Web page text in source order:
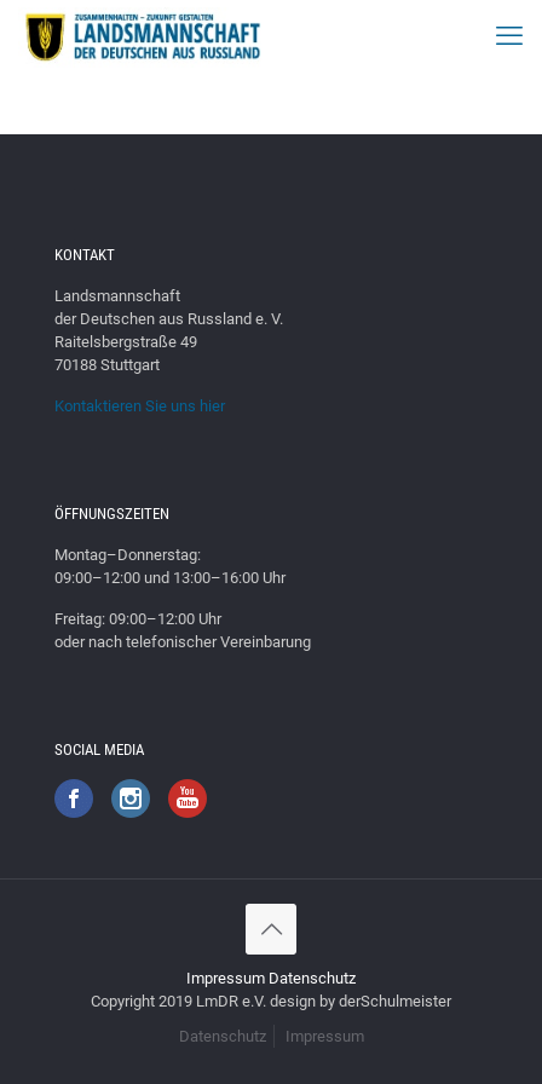
KONTAKT
Landsmannschaft
der Deutschen aus Russland e. V.
Raitelsbergstraße 49
70188 Stuttgart
Kontaktieren Sie uns hier
ÖFFNUNGSZEITEN
Montag–Donnerstag:
09:00–12:00 und 13:00–16:00 Uhr
Freitag: 09:00–12:00 Uhr
oder nach telefonischer Vereinbarung
SOCIAL MEDIA
Impressum Datenschutz
Copyright 2019 LmDR e.V. design by derSchulmeister
Datenschutz
Impressum